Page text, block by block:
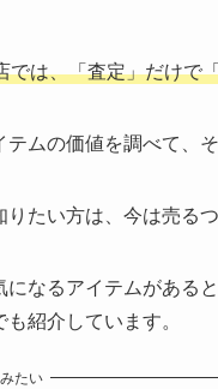
では、「査定」だけで
テムの価値を調べて、
りたい方は、今は売る
になるアイテムがある
紹介しています。
たい